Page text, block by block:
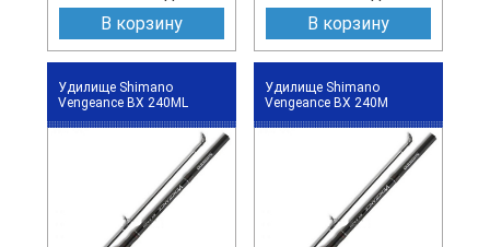
В корзину
В корзину
Удилище Shimano
Vengeance BX 240ML
Удилище Shimano
Vengeance BX 240M